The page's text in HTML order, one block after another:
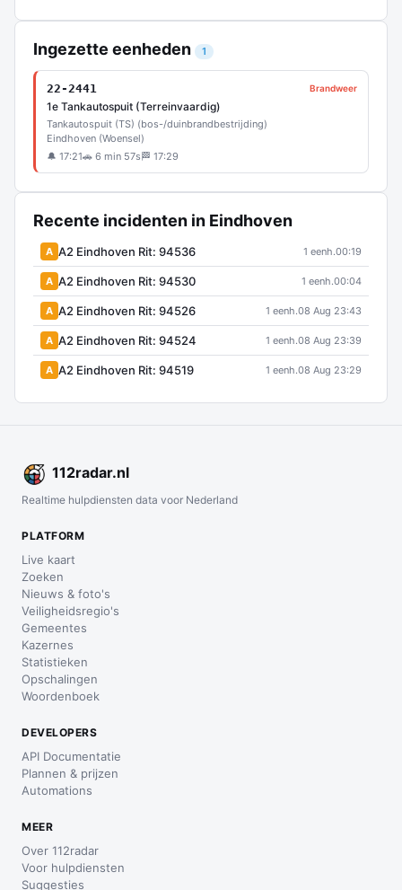
Ingezette eenheden 1
22-2441 Brandweer
1e Tankautospuit (Terreinvaardig)
Tankautospuit (TS) (bos-/duinbrandbestrijding)
Eindhoven (Woensel)
🔔 17:21🚗 6 min 57s 🏁 17:29
Recente incidenten in Eindhoven
A A2 Eindhoven Rit: 94536 1 eenh.00:19
A A2 Eindhoven Rit: 94530 1 eenh.00:04
A A2 Eindhoven Rit: 94526 1 eenh.08 Aug 23:43
A A2 Eindhoven Rit: 94524 1 eenh.08 Aug 23:39
A A2 Eindhoven Rit: 94519 1 eenh.08 Aug 23:29
112radar.nl
Realtime hulpdiensten data voor Nederland
PLATFORM
Live kaart
Zoeken
Nieuws & foto's
Veiligheidsregio's
Gemeentes
Kazernes
Statistieken
Opschalingen
Woordenboek
DEVELOPERS
API Documentatie
Plannen & prijzen
Automations
MEER
Over 112radar
Voor hulpdiensten
Suggesties